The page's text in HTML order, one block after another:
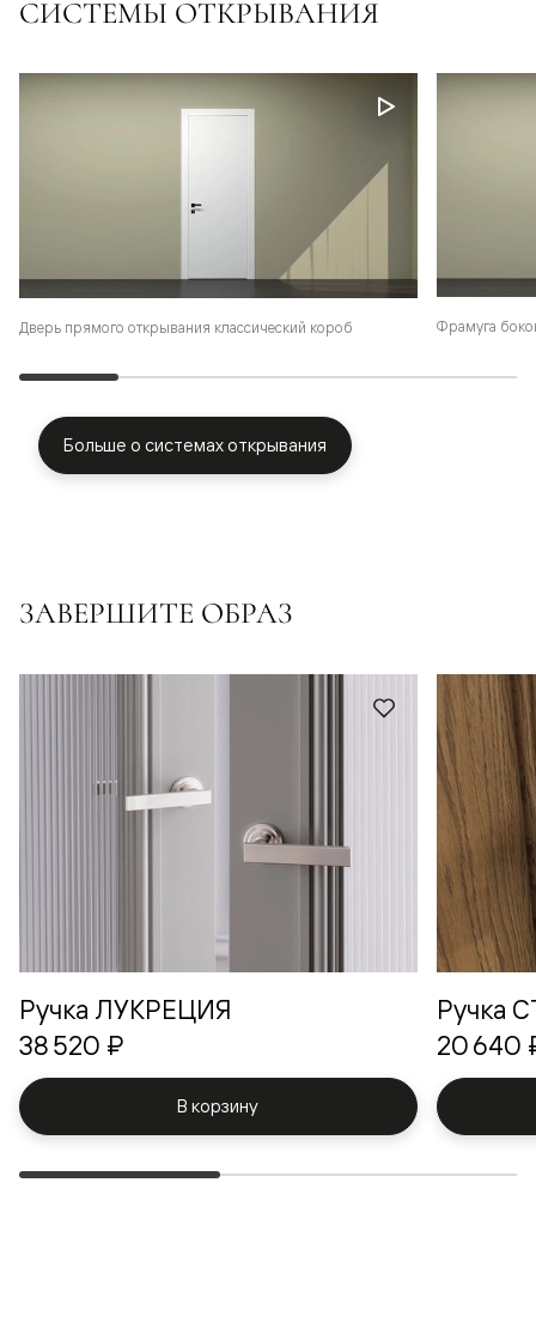
СИСТЕМЫ ОТКРЫВАНИЯ
Дверь прямого открывания классический короб Фрамуга
Больше о системах открывания
ЗАВЕРШИТЕ ОБРАЗ
Ручка ЛУКРЕЦИЯ
38 520 ₽
В корзину
Ручка
20 640